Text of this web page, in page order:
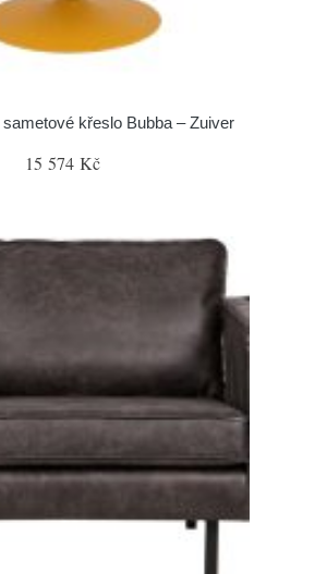
křeslo Bubba – Zuiver
15 574 Kč